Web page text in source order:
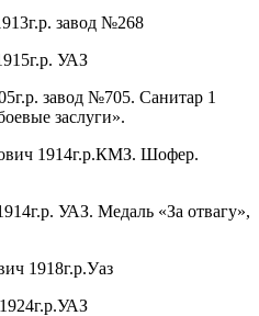
завод №268
УАЗ
завод №705. Санитар 1
заслуги».
1914г.р.КМЗ. Шофер.
УАЗ. Медаль «За отвагу»,
1918г.р.Уаз